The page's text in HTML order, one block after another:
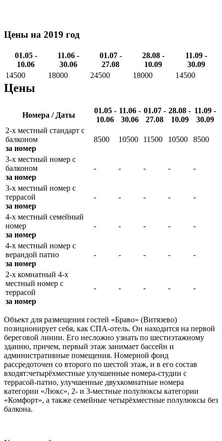
Цены на 2019 год
01.05 -
10.06
11.06 -
30.06
01.07 -
27.08
28.08 -
10.09
11.09 -
30.09
14500
18000 24500 18000 14500
Цены
Номера / Даты
01.05 -
10.06
11.06 -
30.06
01.07 -
27.08
28.08 -
10.09
11.09 -
30.09
2-х местный стандарт с
балконом
за номер
8500 10500 11500 10500 8500
3-х местный номер с
балконом
за номер
- - - - -
3-х местный номер с
террасой
за номер
- - - - -
4-х местный семейный
номер
за номер
- - - - -
4-х местный номер с
верандой патио
за номер
- - - - -
2-х комнатный 4-х
местный номер с
террасой
за номер
- - - - -
Объект для размещения гостей «Браво» (Витязево)
позиционирует себя, как СПА-отель. Он находится на первой
береговой линии. Его несложно узнать по шестиэтажному
зданию, причем, первый этаж занимает бассейн и
административные помещения. Номерной фонд
рассредоточен со второго по шестой этаж, и в его состав
входят:четырёхместные улучшенные номера-студии с
террасой-патио, улучшенные двухкомнатные номера
категории «Люкс», 2- и 3-местные полулюксы категории
«Комфорт», а также семейные четырёхместные полулюксы без
балкона.